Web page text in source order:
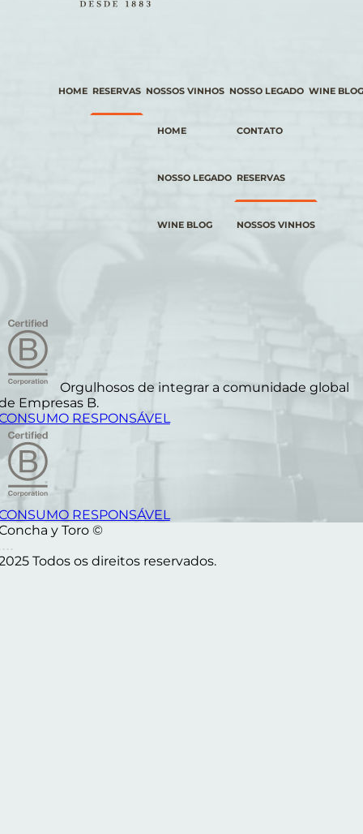
HOME RESERVAS NOSSOS VINHOS NOSSO LEGADO WINE BLOG
HOME
NOSSO LEGADO
WINE BLOG
CONTATO
RESERVAS
NOSSOS VINHOS
Orgulhosos de integrar a comunidade global
Empresas B.
RESPONSÁVEL
RESPONSÁVEL
y Toro ©
Todos os direitos reservados.